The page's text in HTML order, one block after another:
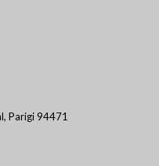
Parigi 94471